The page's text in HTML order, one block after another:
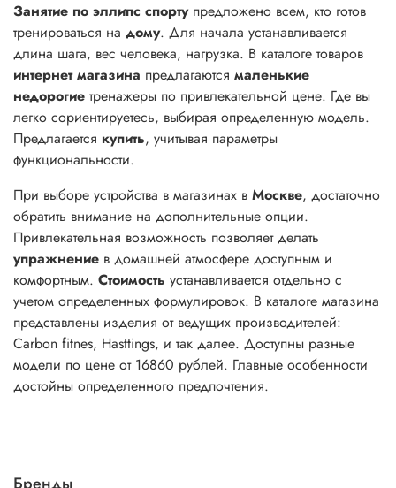
Занятие по эллипс спортупредложено всем, кто готов
тренироваться на дому. Для начала устанавливается
длина шага, вес человека, нагрузка. В каталоге товаров
интернет магазина предлагаются маленькие
недорогие тренажеры по привлекательной цене. Где вы
легко сориентируетесь, выбирая определенную модель.
Предлагается купить, учитывая параметры
функциональности.
При выборе устройства в магазинах в Москве, достаточно
обратить внимание на дополнительные опции.
Привлекательная возможность позволяет делать
упражнение в домашней атмосфере доступным и
комфортным. Стоимость устанавливается отдельно с
учетом определенных формулировок. В каталоге магазина
представлены изделия от ведущих производителей:
Carbon fitnes, Hasttings, и так далее. Доступны разные
модели по цене от 16860 рублей. Главные особенности
достойны определенного предпочтения.
Бренды